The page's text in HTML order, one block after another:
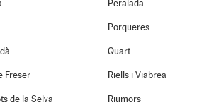
Peralada
Porqueres
Quart
Freser Riells i Viabrea
de la Selva Riumors